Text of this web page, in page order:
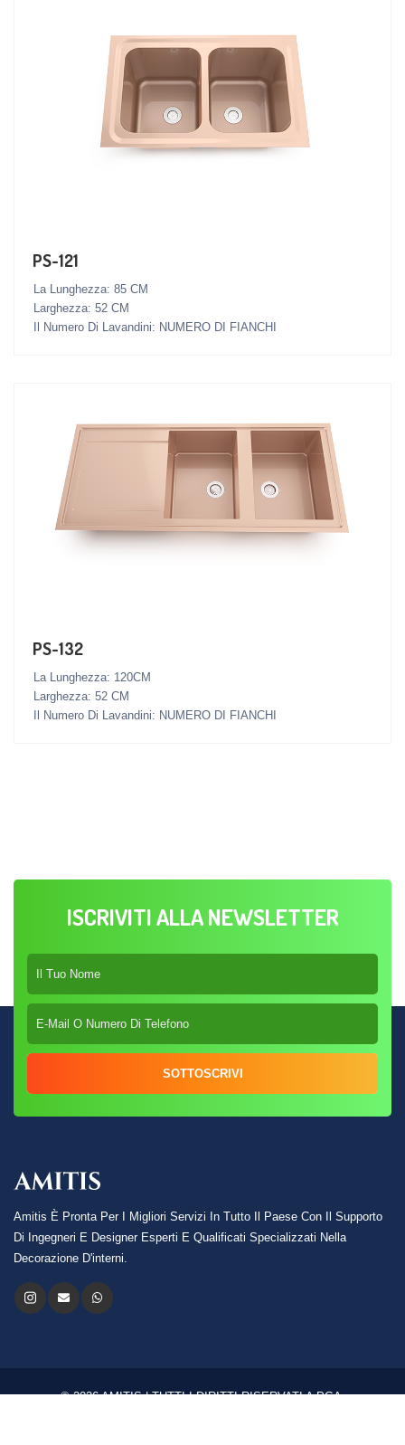
PS-121
La Lunghezza: 85 CM
Larghezza: 52 CM
Il Numero Di Lavandini: NUMERO DI FIANCHI
PS-132
La Lunghezza: 120CM
Larghezza: 52 CM
Il Numero Di Lavandini: NUMERO DI FIANCHI
ISCRIVITI ALLA NEWSLETTER
SOTTOSCRIVI
Amitis È Pronta Per I Migliori Servizi In Tutto Il Paese Con Il Supporto
Di Ingegneri E Designer Esperti E Qualificati Specializzati Nella
Decorazione D'interni.
© 2026 AMITIS | TUTTI I DIRITTI RISERVATI A PGA.